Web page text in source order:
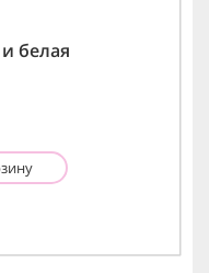
белая